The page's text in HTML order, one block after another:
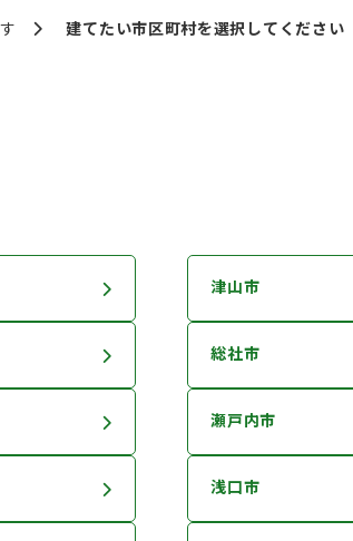
建てたい市区町村を選択してください
津山市
総社市
瀬戸内市
浅口市